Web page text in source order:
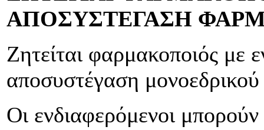
ΑΠΟΣΥΣΤΕΓΑΣΗ
Ζητείται φαρμακοποιός με
αποσυστέγαση
Οι ενδιαφερόμενοι